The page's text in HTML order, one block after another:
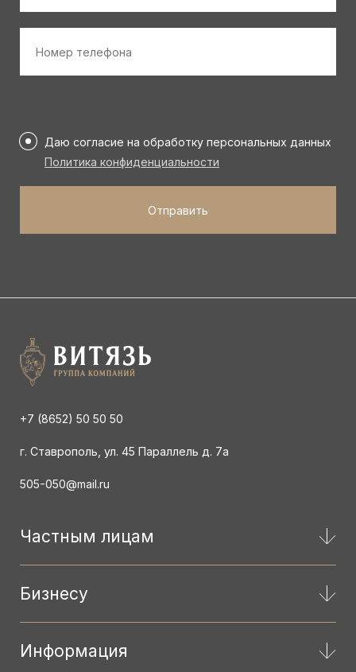
телефона
*
Даю согласие на обработку персональных данных
Политика конфиденциальности
+7 (8652) 50 50 50
г. Ставрополь, ул. 45 Параллель д. 7а
505-050@mail.ru
Частным лицам
Бизнесу
Информация